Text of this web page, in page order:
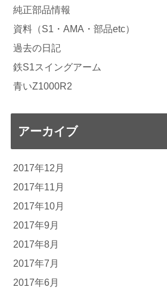
純正部品情報
資料（S1・AMA・部品etc）
過去の日記
鉄S1スイングアーム
青いZ1000R2
アーカイブ
2017年12月
2017年11月
2017年10月
2017年9月
2017年8月
2017年7月
2017年6月